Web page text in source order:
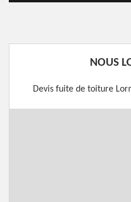
NOUS
Devis fuite de toiture